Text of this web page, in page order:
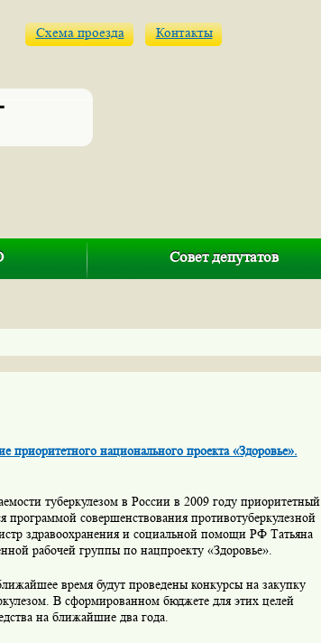
Схема проезда Контакты
Совет депутатов
приоритетного национального проекта «Здоровье».
туберкулезом в России в 2009 году приоритетный
совершенствования противотуберкулезной
здравоохранения и социальной помощи РФ Татьяна
рабочей группы по нацпроекту «Здоровье».
время будут проведены конкурсы на закупку
В сформированном бюджете для этих целей
на ближайшие два года.